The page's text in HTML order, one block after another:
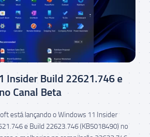
Insider Build 22621.746 e
Canal Beta
está lançando o Windows 11 Insider
e Build 22623.746 (KB5018490) no